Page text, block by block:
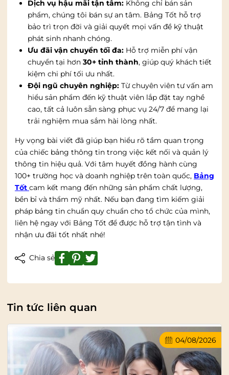
Dịch vụ hậu mãi tận tâm: Không chỉ bán sản
phẩm, chúng tôi bán sự an tâm. Bảng Tốt hỗ trợ
bảo trì trọn đời và giải quyết mọi vấn đề kỹ thuật
phát sinh nhanh chóng.
Ưu đãi vận chuyển tối đa: Hỗ trợ miễn phí vận
chuyển tại hơn 30+ tỉnh thành, giúp quý khách tiết
kiệm chi phí tối ưu nhất.
Đội ngũ chuyên nghiệp: Từ chuyên viên tư vấn am
hiểu sản phẩm đến kỹ thuật viên lắp đặt tay nghề
cao, tất cả luôn sẵn sàng phục vụ 24/7 để mang lại
trải nghiệm mua sắm hài lòng nhất.
Hy vọng bài viết đã giúp bạn hiểu rõ tầm quan trọng
của chiếc bảng thông tin trong việc kết nối và quản lý
thông tin hiệu quả. Với tâm huyết đồng hành cùng
100+ trường học và doanh nghiệp trên toàn quốc, Bảng
Tốt cam kết mang đến những sản phẩm chất lượng,
bền bỉ và thẩm mỹ nhất. Nếu bạn đang tìm kiếm giải
pháp bảng tin chuẩn quy chuẩn cho tổ chức của mình,
liên hệ ngay với Bảng Tốt để được hỗ trợ tận tình và
nhận ưu đãi tốt nhất nhé!
Chia sẻ
Tin tức liên quan
04/08/2026